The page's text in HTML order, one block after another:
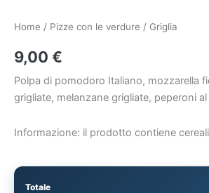
Home / Pizze con le verdure / Griglia
9,00 €
Polpa di pomodoro Italiano, mozzarella
grigliate, melanzane grigliate, peperoni
Informazione: il prodotto contiene
Totale